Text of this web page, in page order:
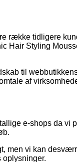
række tidligere
Hair Styling
til
af
e-shops da vi
men vi kan
oplysninger.